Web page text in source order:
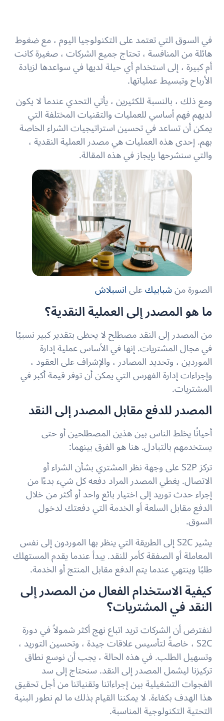
في السوق التي تعتمد على التكنولوجيا اليوم ، مع ضغوط
هائلة من المنافسة ، تحتاج جميع الشركات ، صغيرة كانت
أم كبيرة ، إلى استخدام أي حيلة لديها في سواعدها لزيادة
الأرباح وتبسيط عملياتها.
ومع ذلك ، بالنسبة للكثيرين ، يأتي التحدي عندما لا يكون
لديهم فهم أساسي للعمليات والتقنيات المختلفة التي
يمكن أن تساعد في تحسين استراتيجيات الشراء الخاصة
بهم. إحدى هذه العمليات هي مصدر العملية النقدية ،
والتي سنشرحها بإيجاز في هذه المقالة.
الصورة منشبابيكعلىانسبلاش
ما هو المصدر إلى العملية النقدية؟
من المصدر إلى النقد مصطلح لا يحظى بتقدير كبير نسبيًا
في مجال المشتريات. إنها في الأساس عملية إدارة
الموردين ، وتحديد المصادر ، والإشراف على العقود ،
وإجراءات إدارة الفهرس التي يمكن أن توفر قيمة أكبر في
المشتريات.
المصدر للدفع مقابل المصدر إلى النقد
أحيانًا يخلط الناس بين هذين المصطلحين أو حتى
يستخدمهم بالتبادل. هنا هو الفرق بينهما:
تركز S2P على وجهة نظر المشتري بشأن الشراء أو
الاتصال. يغطي المصدر المراد دفعه كل شيء بدءًا من
إجراء حدث توريد إلى اختيار بائع واحد أو أكثر من خلال
الدفع مقابل السلعة أو الخدمة التي دفعتك لدخول
السوق.
يشير S2C إلى الطريقة التي ينظر بها الموردون إلى نفس
المعاملة أو الصفقة كأمر للنقد. يبدأ عندما يقدم المستهلك
طلبًا وينتهي عندما يتم الدفع مقابل المنتج أو الخدمة.
كيفية الاستخدام الفعال من المصدر إلى
النقد في المشتريات؟
لنفترض أن الشركات تريد اتباع نهج أكثر شمولاً في دورة
S2C ، خاصةً لتأسيس علاقات جيدة ، وتحسين التوريد ،
وتسهيل الطلب. في هذه الحالة ، يجب أن نوسع نطاق
تركيزنا ليشمل المصدر إلى النقد. سنحتاج إلى سد
الفجوات التشغيلية بين إجراءاتنا وتقنياتنا من أجل تحقيق
هذا الهدف بكفاءة. لا يمكننا القيام بذلك ما لم نطور البنية
التحتية التكنولوجية المناسبة.